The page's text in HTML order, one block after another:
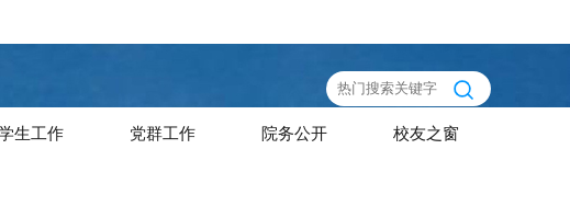
生工作 党群工作 院务公开 校友之窗